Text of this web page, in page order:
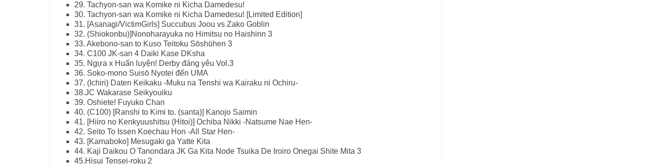
29. Tachyon-san wa Komike ni Kicha Damedesu!
30. Tachyon-san wa Komike ni Kicha Damedesu! [Limited Edition]
31. [Asanagi/VictimGirls] Succubus Joou vs Zako Goblin
32. (Shiokonbu)]Nonoharayuka no Himitsu no Haishinn 3
33. Akebono-san to Kuso Teitoku Sōshūhen 3
34. C100 JK-san 4 Daiki Kase DKsha
35. Ngựa x Huấn luyện! Derby đáng yêu Vol.3
36. Soko-mono Suisō Nyotei đến UMA
37. (Ichiri) Daten Keikaku -Muku na Tenshi wa Kairaku ni Ochiru-
38.JC Wakarase Seikyouiku
39. Oshiete! Fuyuko Chan
40. (C100) [Ranshi to Kimi to. (santa)] Kanojo Saimin
41. [Hiiro no Kenkyuushitsu (Hitoi)] Ochiba Nikki -Natsume Nae Hen-
42. Seito To Issen Koechau Hon -All Star Hen-
43. [Kamaboko] Mesugaki ga Yatte Kita
44. Kaji Daikou O Tanondara JK Ga Kita Node Tsuika De Iroiro Onegai Shite Mita 3
45.Hisui Tensei-roku 2